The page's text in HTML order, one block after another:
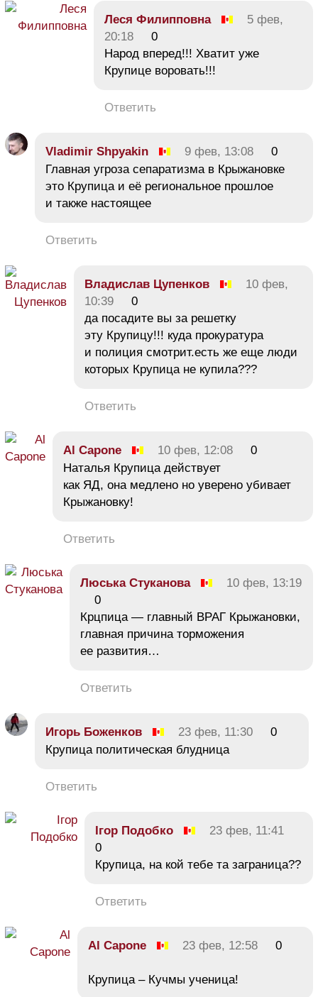
Леся Филипповна
5 фев,
20:18
0
Народ вперед!!! Хватит уже
Крупице воровать!!!
Ответить
Vladimir Shpyakin 9 фев, 13:08
0
Главная угроза сепаратизма в Крыжановке
это Крупица и её региональное прошлое
и также настоящее
Ответить
Владислав Цупенков
10 фев,
10:39
0
да посадите вы за решетку
эту Крупицу!!! куда прокуратура
и полиция смотрит.есть же еще люди
которых Крупица не купила???
Ответить
Al Capone 10 фев, 12:08
0
Наталья Крупица действует
как ЯД, она медлено но уверено убивает
Крыжановку!
Ответить
Люська Стуканова
10 фев, 13:19
0
Крцпица — главный ВРАГ Крыжановки,
главная причина торможения
ее развития…
Ответить
Игорь Боженков 23 фев, 11:30
0
Крупица политическая блудница
Ответить
Ігор Подобко
23 фев, 11:41
0
Крупица, на кой тебе та заграница??
Ответить
Al Capone 23 фев, 12:58 0
Крупица – Кучмы ученица!